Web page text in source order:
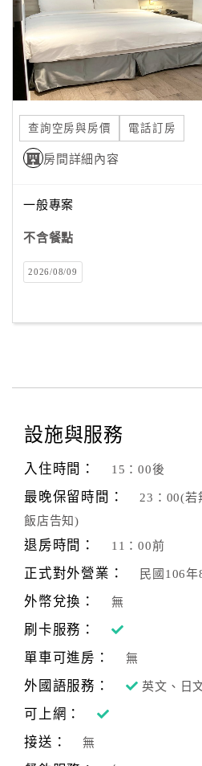
查詢空房與房價 電話訂房
房間詳細內容
一般專案
不含餐點
2026/08/09
設施與服務
入住時間： 15：00後
最晚保留時間：
23：00(若
飯店告知)
退房時間： 11：00前
正式對外營業： 民國106
外幣兌換： 無
刷卡服務：
單車可進房：
無
外國語服務： 英文、日
可上網：
接送：
無